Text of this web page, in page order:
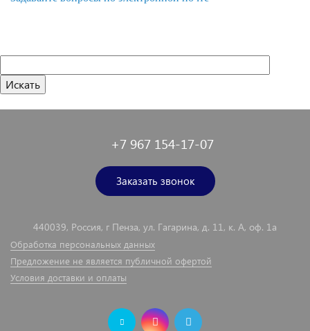
+7 967 154-17-07
Заказать звонок
440039, Россия, г Пенза, ул. Гагарина, д. 11, к. А, оф. 1а
Обработка персональных данных
Предложение не является публичной офертой
Условия доставки и оплаты